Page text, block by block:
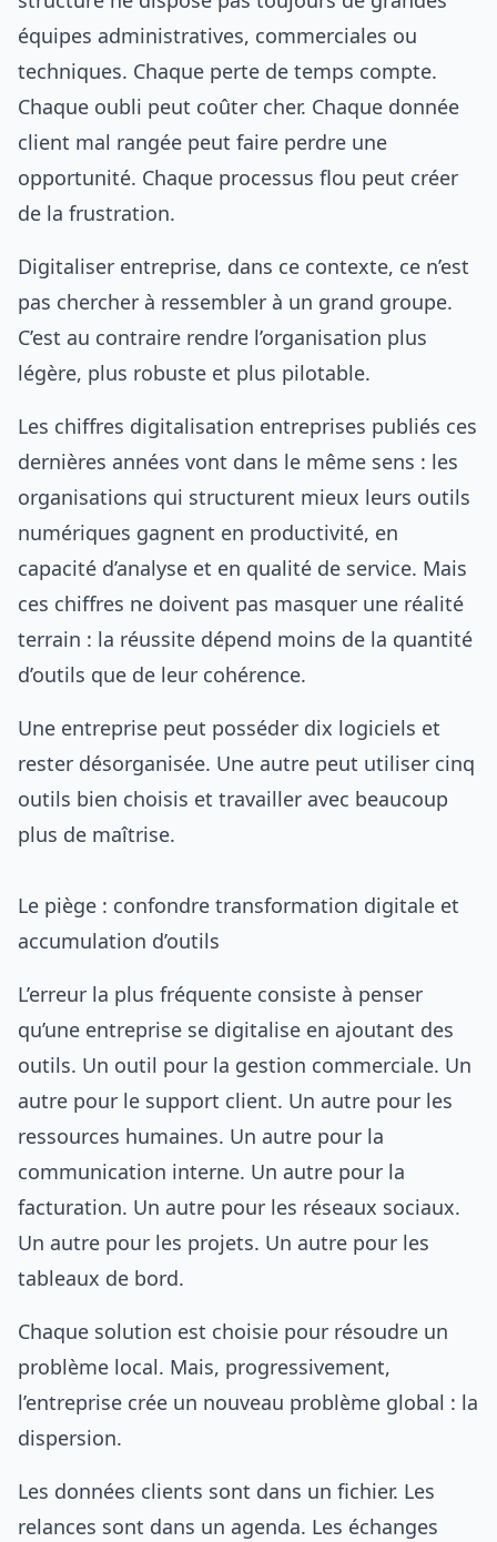
équipes administratives, commerciales ou
techniques. Chaque perte de temps compte.
Chaque oubli peut coûter cher. Chaque donnée
client mal rangée peut faire perdre une
opportunité. Chaque processus flou peut créer
de la frustration.
Digitaliser entreprise, dans ce contexte, ce n’est
pas chercher à ressembler à un grand groupe.
C’est au contraire rendre l’organisation plus
légère, plus robuste et plus pilotable.
Les chiffres digitalisation entreprises publiés ces
dernières années vont dans le même sens : les
organisations qui structurent mieux leurs outils
numériques gagnent en productivité, en
capacité d’analyse et en qualité de service. Mais
ces chiffres ne doivent pas masquer une réalité
terrain : la réussite dépend moins de la quantité
d’outils que de leur cohérence.
Une entreprise peut posséder dix logiciels et
rester désorganisée. Une autre peut utiliser cinq
outils bien choisis et travailler avec beaucoup
plus de maîtrise.
Le piège : confondre transformation digitale et
accumulation d’outils
L’erreur la plus fréquente consiste à penser
qu’une entreprise se digitalise en ajoutant des
outils. Un outil pour la gestion commerciale. Un
autre pour le support client. Un autre pour les
ressources humaines. Un autre pour la
communication interne. Un autre pour la
facturation. Un autre pour les réseaux sociaux.
Un autre pour les projets. Un autre pour les
tableaux de bord.
Chaque solution est choisie pour résoudre un
problème local. Mais, progressivement,
l’entreprise crée un nouveau problème global : la
dispersion.
Les données clients sont dans un fichier. Les
relances sont dans un agenda. Les échanges